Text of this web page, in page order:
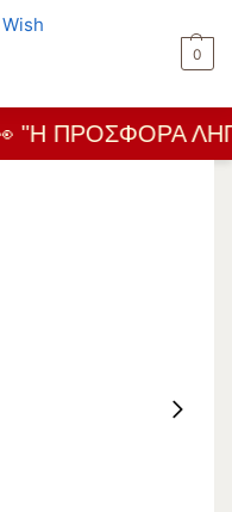
0
"Η ΠΡΟΣΦΟΡΆ